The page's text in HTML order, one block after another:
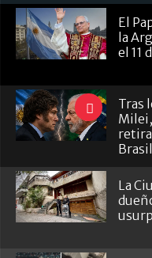
El
la
el 11
Tras
La